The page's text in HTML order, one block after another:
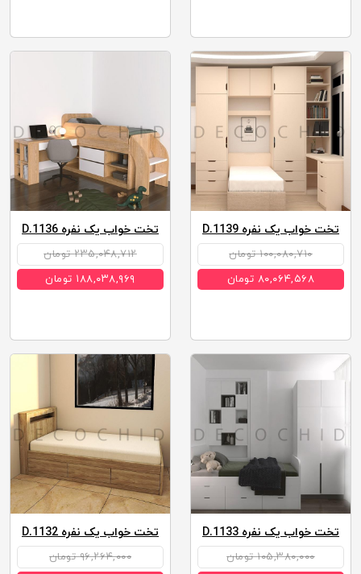
تخت خواب یک نفره D.1132
۹۶,۲۶۴,۰۰۰ تومان
تخت خواب یک نفره D.1133
۱۰۵,۳۸۰,۰۰۰ تومان
تخت خواب یک نفره D.1136
۲۳۵,۰۴۸,۷۱۲ تومان
۱۸۸,۰۳۸,۹۶۹ تومان
تخت خواب یک نفره D.1139
۱۰۰,۰۸۰,۷۱۰ تومان
۸۰,۰۶۴,۵۶۸ تومان